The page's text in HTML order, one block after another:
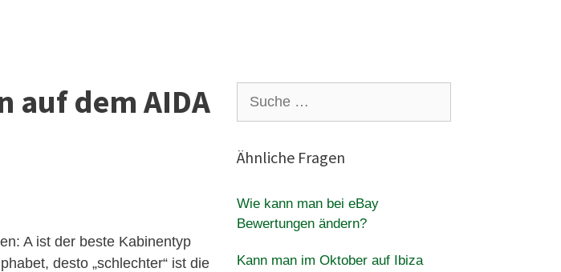
auf dem AIDA
A ist der beste Kabinentyp
desto „schlechter“ ist die
nach:
Ähnliche Fragen
Wie kann man bei eBay
Bewertungen ändern?
Kann man im Oktober auf Ibiza